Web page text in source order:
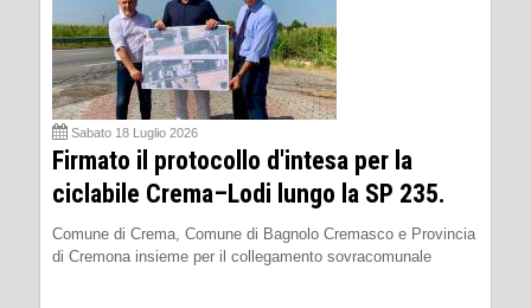
Sabato 18 Luglio 2026
Firmato il protocollo d'intesa per la
ciclabile Crema–Lodi lungo la SP 235.
Comune di Crema, Comune di Bagnolo Cremasco e Provincia
di Cremona insieme per il collegamento sovracomunale